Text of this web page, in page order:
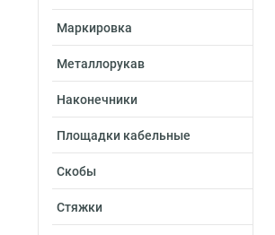
Маркировка
Металлорукав
Наконечники
Площадки кабельные
Скобы
Стяжки